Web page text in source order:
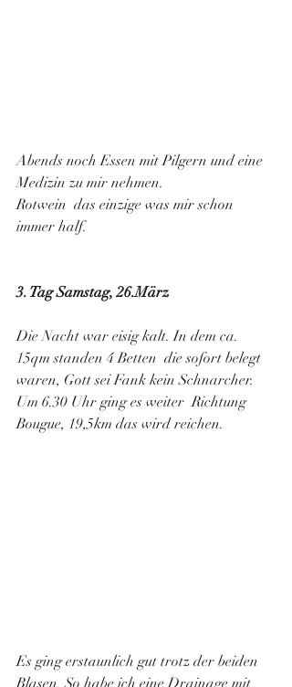
Abends noch Essen mit Pilgern und eine
Medizin zu mir nehmen.
Rotwein  das einzige was mir schon
immer half.
3. Tag Samstag, 26.März
Die Nacht war eisig kalt. In dem ca.
15qm standen 4 Betten  die sofort belegt
waren, Gott sei Fank kein Schnarcher.
Um 6.30 Uhr ging es weiter  Richtung
Bougue, 19,5km das wird reichen.
Es ging erstaunlich gut trotz der beiden